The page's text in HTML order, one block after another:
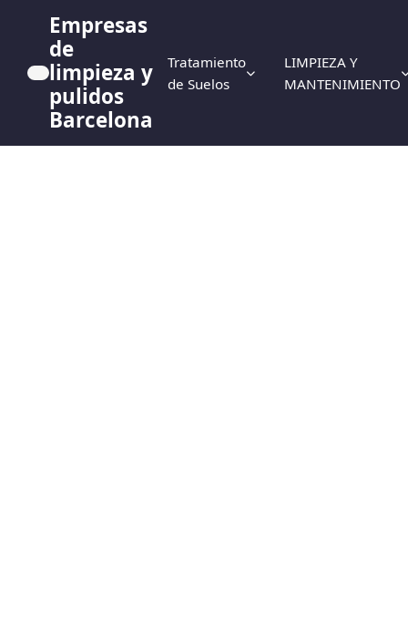
Empresas
de
limpieza y
pulidos
Barcelona
Tratamiento
de Suelos
LIMPIEZA Y
MANTENIMIENTO